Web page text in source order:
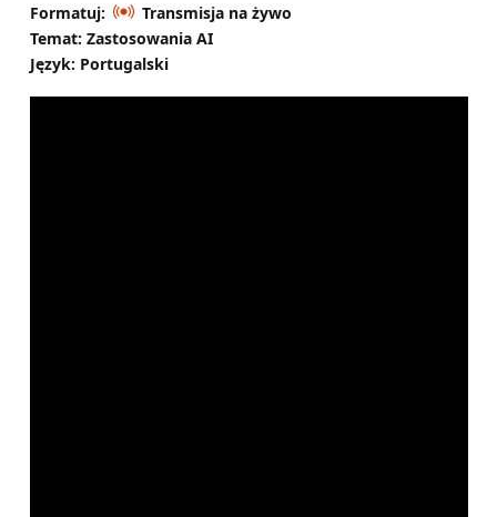
Formatuj:
Transmisja na żywo
Temat: Zastosowania AI
Język: Portugalski